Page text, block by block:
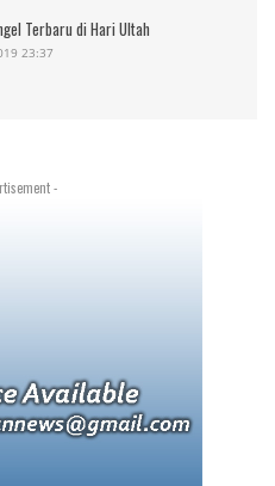
Terbaru di Hari Ultah
23:37
-